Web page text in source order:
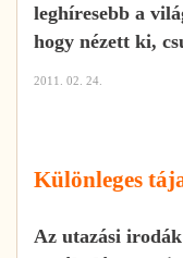
leghíresebb a
hogy nézett ki,
2011. 02. 24.
Különleges
Az utazási